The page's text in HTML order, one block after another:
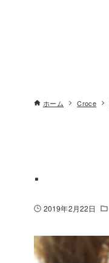
ホーム Croce
.
2019年2月22日